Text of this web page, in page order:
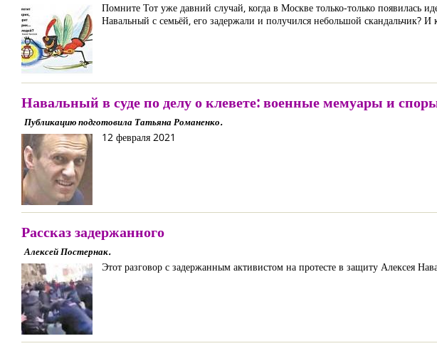
Помните Тот уже давний случай, когда в Москве только-только появилась
Навальный с семьёй, его задержали и получился небольшой
Навальный в суде по делу о клевете: военные мемуары и
Публикацию подготовила Татьяна Романенко.
12 февраля 2021
Рассказ задержанного
Алексей Постернак.
Этот разговор с задержанным активистом на протесте в защиту Алексея